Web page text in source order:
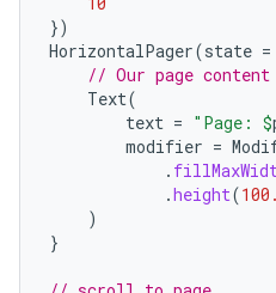
})
HorizontalPager(state =
// Our page content
Text(
text = "Page: $
modifier =
.
.height(100.
)
}